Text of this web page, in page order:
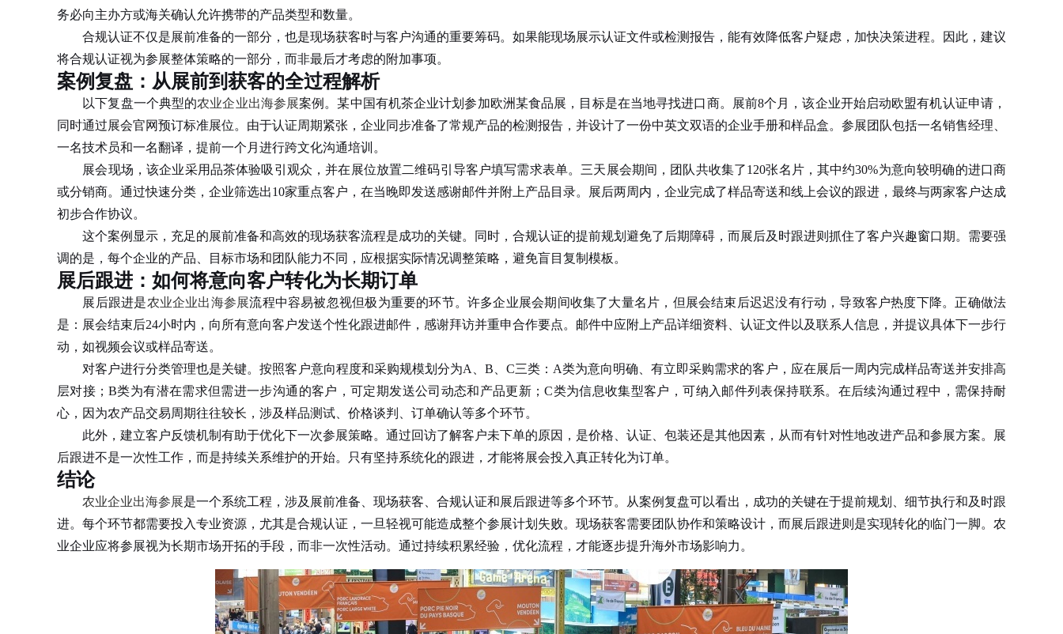
务必向主办方或海关确认允许携带的产品类型和数量。
合规认证不仅是展前准备的一部分，也是现场获客时与客户沟通的重要筹码。如果能现场展示认证文件或检测报告，能有效降低客户疑虑，加快决策进程。因此，建议
将合规认证视为参展整体策略的一部分，而非最后才考虑的附加事项。
案例复盘：从展前到获客的全过程解析
以下复盘一个典型的农业企业出海参展案例。某中国有机茶企业计划参加欧洲某食品展，目标是在当地寻找进口商。展前8个月，该企业开始启动欧盟有机认证申请，
同时通过展会官网预订标准展位。由于认证周期紧张，企业同步准备了常规产品的检测报告，并设计了一份中英文双语的企业手册和样品盒。参展团队包括一名销售经理、
一名技术员和一名翻译，提前一个月进行跨文化沟通培训。
展会现场，该企业采用品茶体验吸引观众，并在展位放置二维码引导客户填写需求表单。三天展会期间，团队共收集了120张名片，其中约30%为意向较明确的进口商
或分销商。通过快速分类，企业筛选出10家重点客户，在当晚即发送感谢邮件并附上产品目录。展后两周内，企业完成了样品寄送和线上会议的跟进，最终与两家客户达成
初步合作协议。
这个案例显示，充足的展前准备和高效的现场获客流程是成功的关键。同时，合规认证的提前规划避免了后期障碍，而展后及时跟进则抓住了客户兴趣窗口期。需要强
调的是，每个企业的产品、目标市场和团队能力不同，应根据实际情况调整策略，避免盲目复制模板。
展后跟进：如何将意向客户转化为长期订单
展后跟进是农业企业出海参展流程中容易被忽视但极为重要的环节。许多企业展会期间收集了大量名片，但展会结束后迟迟没有行动，导致客户热度下降。正确做法
是：展会结束后24小时内，向所有意向客户发送个性化跟进邮件，感谢拜访并重申合作要点。邮件中应附上产品详细资料、认证文件以及联系人信息，并提议具体下一步行
动，如视频会议或样品寄送。
对客户进行分类管理也是关键。按照客户意向程度和采购规模划分为A、B、C三类：A类为意向明确、有立即采购需求的客户，应在展后一周内完成样品寄送并安排高
层对接；B类为有潜在需求但需进一步沟通的客户，可定期发送公司动态和产品更新；C类为信息收集型客户，可纳入邮件列表保持联系。在后续沟通过程中，需保持耐
心，因为农产品交易周期往往较长，涉及样品测试、价格谈判、订单确认等多个环节。
此外，建立客户反馈机制有助于优化下一次参展策略。通过回访了解客户未下单的原因，是价格、认证、包装还是其他因素，从而有针对性地改进产品和参展方案。展
后跟进不是一次性工作，而是持续关系维护的开始。只有坚持系统化的跟进，才能将展会投入真正转化为订单。
结论
农业企业出海参展是一个系统工程，涉及展前准备、现场获客、合规认证和展后跟进等多个环节。从案例复盘可以看出，成功的关键在于提前规划、细节执行和及时跟
进。每个环节都需要投入专业资源，尤其是合规认证，一旦轻视可能造成整个参展计划失败。现场获客需要团队协作和策略设计，而展后跟进则是实现转化的临门一脚。农
业企业应将参展视为长期市场开拓的手段，而非一次性活动。通过持续积累经验，优化流程，才能逐步提升海外市场影响力。